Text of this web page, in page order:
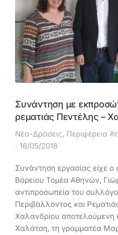
Συνάντηση με
ρεματιάς Πεντέλης –
Νέα-Δράσεις, Περιφέρεια
16/05/2018
Συνάντηση εργασίας είχε ο
Βόρειου Τομέα Αθηνών,
αντιπροσωπεία του
Περιβάλλοντος και
Χαλανδρίου
Χαλάτση, τη γραμματέα